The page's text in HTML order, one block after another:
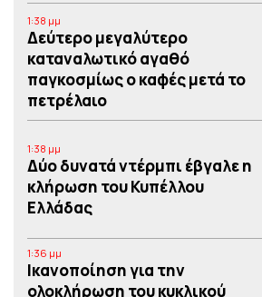
1:38 μμ
Δεύτερο μεγαλύτερο
καταναλωτικό αγαθό
παγκοσμίως ο καφές μετά το
πετρέλαιο
1:38 μμ
Δύο δυνατά ντέρμπι έβγαλε η
κλήρωση του Κυπέλλου
Ελλάδας
1:36 μμ
Iκανοποίηση για την
ολοκλήρωση του κυκλικού